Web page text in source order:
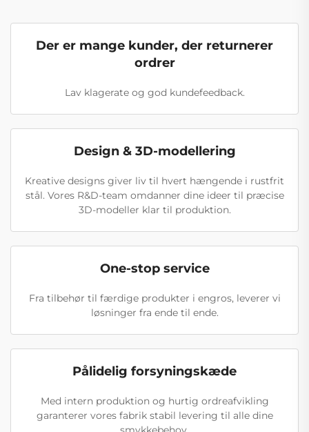
Der er mange kunder, der returnerer
ordrer
Lav klagerate og god kundefeedback.
Design & 3D-modellering
Kreative designs giver liv til hvert hængende i rustfrit
stål. Vores R&D-team omdanner dine ideer til præcise
3D-modeller klar til produktion.
One-stop service
Fra tilbehør til færdige produkter i engros, leverer vi
løsninger fra ende til ende.
Pålidelig forsyningskæde
Med intern produktion og hurtig ordreafvikling
garanterer vores fabrik stabil levering til alle dine